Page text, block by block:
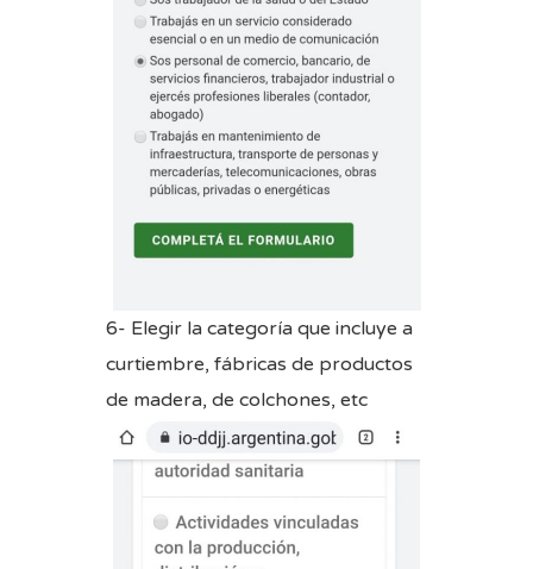
6- Elegir la categoría que incluye a
curtiembre, fábricas de productos
de madera, de colchones, etc